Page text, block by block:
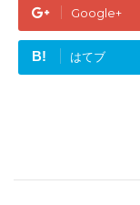
Google+
B! はてブ